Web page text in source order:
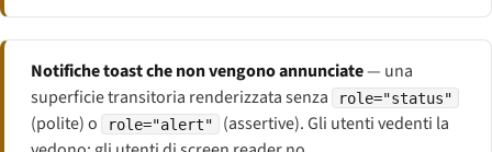
Notifiche toast che non vengono annunciate— una
superficie transitoria renderizzata senza
role="status"
(polite) o role="alert"
(assertive). Gli utenti vedenti la